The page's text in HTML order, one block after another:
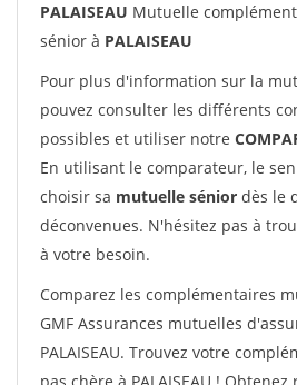
PALAISEAU Mutuelle
sénior à PALAISEAU
Pour plus d'information sur la
pouvez consulter les différents
possibles et utiliser notre
En utilisant le comparateur, le
choisir sa mutuelle sénior dès le
déconvenues. N'hésitez pas à
à votre besoin.
Comparez les complémentaires
GMF Assurances mutuelles
PALAISEAU. Trouvez votre